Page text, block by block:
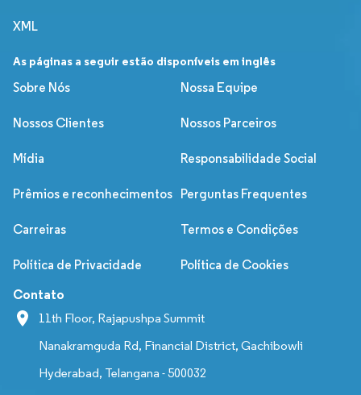
XML
As páginas a seguir estão disponíveis em inglês
Sobre Nós
Nossa Equipe
Nossos Clientes Nossos Parceiros
Mídia Responsabilidade Social
Prêmios e reconhecimentos Perguntas Frequentes
Carreiras Termos e Condições
Política de Privacidade Política de Cookies
Contato
11th Floor, Rajapushpa Summit
Nanakramguda Rd, Financial District, Gachibowli
Hyderabad, Telangana - 500032